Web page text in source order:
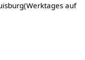
auf